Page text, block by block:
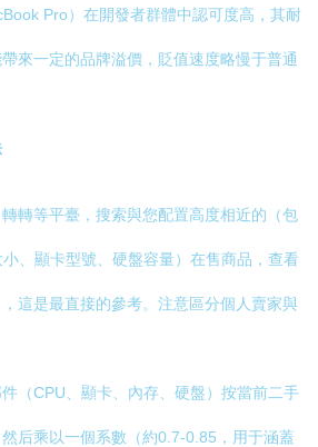
Pro）在開發者群體中認可度高，其耐
來一定的品牌溢價，貶值速度略慢于普通
轉轉等平臺，搜索與您配置高度相近的（包
、顯卡型號、硬盤容量）在售商品，查看
這是最直接的參考。注意區分個人賣家與
件（CPU、顯卡、內存、硬盤）按當前二手
后乘以一個系數（約0.7-0.85，用于涵蓋